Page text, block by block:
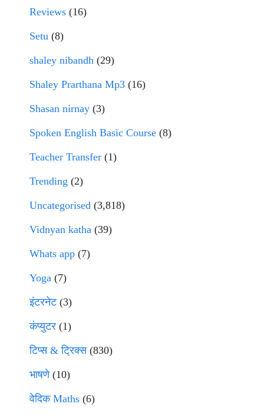
Reviews (16)
Setu (8)
shaley nibandh (29)
Shaley Prarthana Mp3 (16)
Shasan nirnay (3)
Spoken English Basic Course (8)
Teacher Transfer (1)
Trending (2)
Uncategorised (3,818)
Vidnyan katha (39)
Whats app (7)
Yoga (7)
इंटरनेट(3)
कंप्युटर (1)
टिप्स & ट्रिक्स(830)
भाषणे(10)
वेदिक Maths (6)